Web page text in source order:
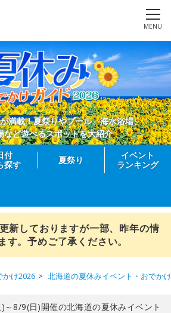
MENU
満載！夏祭りやプール、海水浴場、
など遊べるスポットを大紹介
付
探す
夏祭り
イベント
ランキング
新しておりますが一部、昨年の情
す。予めご了承ください。
かけ2026 北海道の夏休みイベント・おでか
～8/9(日)開催の北海道の夏休みイベント